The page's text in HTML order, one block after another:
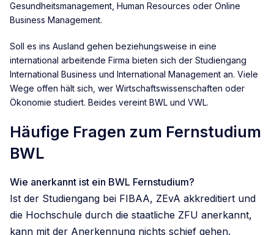
Gesundheitsmanagement, Human Resources oder Online
Business Management.
Soll es ins Ausland gehen beziehungsweise in eine
international arbeitende Firma bieten sich der Studiengang
International Business und International Management an. Viele
Wege offen hält sich, wer Wirtschaftswissenschaften oder
Ökonomie studiert. Beides vereint BWL und VWL.
Häufige Fragen zum Fernstudium
BWL
Wie anerkannt ist ein BWL Fernstudium?
Ist der Studiengang bei FIBAA, ZEvA akkreditiert und
die Hochschule durch die staatliche ZFU anerkannt,
kann mit der Anerkennung nichts schief gehen.